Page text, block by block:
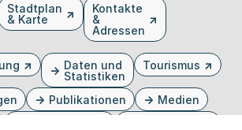
Stadtplan
& Karte
Kontakte
&
Adressen
Daten und
Statistiken
Tourismus
Publikationen
Medien